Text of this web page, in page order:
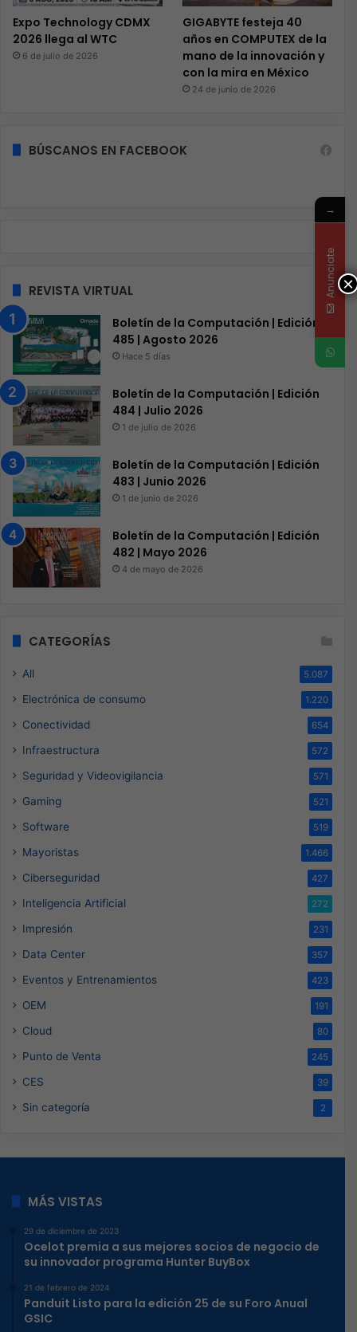
Expo Technology CDMX
2026 llega al WTC
6 de julio de 2026
GIGABYTE festeja 40
años en COMPUTEX de la
mano de la innovación y
con la mira en México
24 de junio de 2026
BÚSCANOS EN FACEBOOK
REVISTA VIRTUAL
Boletín de la Computación | Edición
485 | Agosto 2026
Hace 5 días
Boletín de la Computación | Edición
484 | Julio 2026
1 de julio de 2026
Boletín de la Computación | Edición
483 | Junio 2026
1 de junio de 2026
Boletín de la Computación | Edición
482 | Mayo 2026
4 de mayo de 2026
CATEGORÍAS
All 5.087
Electrónica de consumo 1.220
Conectividad 654
Infraestructura 572
Seguridad y Videovigilancia 571
Gaming 521
Software 519
Mayoristas 1.466
Ciberseguridad 427
Inteligencia Artificial 272
Impresión 231
Data Center 357
Eventos y Entrenamientos 423
OEM 191
Cloud 80
Punto de Venta 245
CES 39
Sin categoría 2
MÁS VISTAS
29 de diciembre de 2023
Ocelot premia a sus mejores socios de negocio de
su innovador programa Hunter BuyBox
21 de febrero de 2024
Panduit Listo para la edición 25 de su Foro Anual
GSIC
×
→
Anunciate